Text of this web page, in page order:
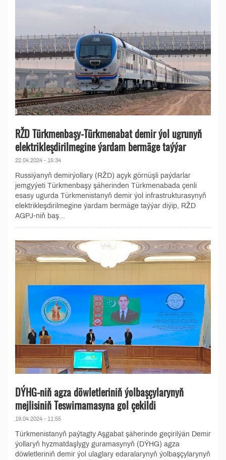
RŽD Türkmenbaşy-Türkmenabat demir ýol ugrunyň
elektrikleşdirilmegine ýardam bermäge taýýar
22.04.2024 - 15:34
Russiýanyň demirýollary (RŽD) açyk görnüşli paýdarlar
jemgyýeti Türkmenbaşy şäherinden Türkmenabada çenli
esasy ugurda Türkmenistanyň demir ýol infrastrukturasynyň
elektrikleşdirilmegine ýardam bermäge taýýar diýip, RŽD
AGPJ-niň baş...
DÝHG-niň agza döwletleriniň ýolbaşçylarynyň
mejlisiniň Teswirnamasyna gol çekildi
19.04.2024 - 11:55
Türkmenistanyň paýtagty Aşgabat şäherinde geçirilýän Demir
ýollaryň hyzmatdaşlygy guramasynyň (DÝHG) agza
döwletleriniň demir ýol ulaglary edaralarynyň ýolbaşçylarynyň